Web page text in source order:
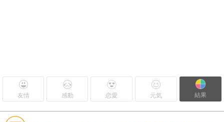
友情 感動 恋愛 元気 結果